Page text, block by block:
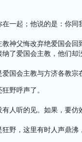
在一起；他说的是：你同
神父悔改弃绝爱国会
了爱国会主教，他们
国会主教与方济各教
野呼声了。
人听的见。如果，要
野，这里有时人声鼎沸